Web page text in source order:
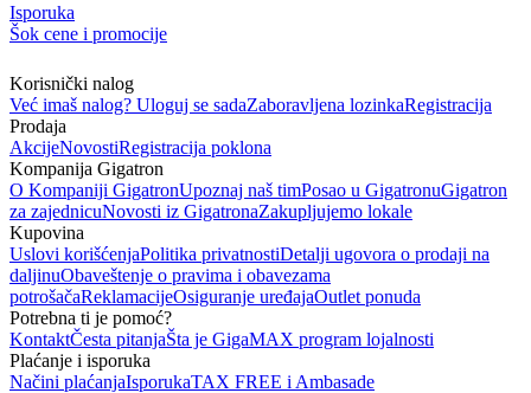
Isporuka
Šok cene i promocije
Korisnički nalog
Već imaš nalog? Uloguj se sadaZaboravljena lozinkaRegistracija
Prodaja
AkcijeNovostiRegistracija poklona
Kompanija Gigatron
O Kompaniji GigatronUpoznaj naš timPosao u GigatronuGigatron
za zajednicuNovosti iz GigatronaZakupljujemo lokale
Kupovina
Uslovi korišćenjaPolitika privatnostiDetalji ugovora o prodaji na
daljinuObaveštenje o pravima i obavezama
potrošačaReklamacijeOsiguranje uređajaOutlet ponuda
Potrebna ti je pomoć?
KontaktČesta pitanjaŠta je GigaMAX program lojalnosti
Plaćanje i isporuka
Načini plaćanjaIsporukaTAX FREE i Ambasade